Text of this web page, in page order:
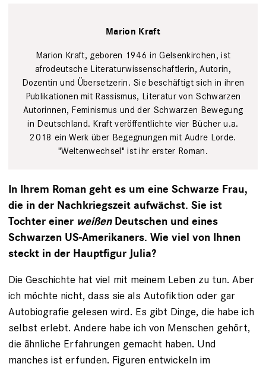
Marion Kraft
Marion Kraft, geboren 1946 in Gelsenkirchen, ist
afrodeutsche Literaturwissenschaftlerin, Autorin,
Dozentin und Übersetzerin. Sie beschäftigt sich in ihren
Publikationen mit Rassismus, Literatur von Schwarzen
Autorinnen, Feminismus und der Schwarzen Bewegung
in Deutschland. Kraft veröffentlichte vier Bücher u.a.
2018 ein Werk über Begegnungen mit Audre Lorde.
"Weltenwechsel" ist ihr erster Roman.
In Ihrem Roman geht es um eine Schwarze Frau,
die in der Nachkriegszeit aufwächst. Sie ist
Tochter einer weißenDeutschen und eines
Schwarzen US-Amerikaners. Wie viel von Ihnen
steckt in der Hauptfigur Julia?
Die Geschichte hat viel mit meinem Leben zu tun. Aber
ich möchte nicht, dass sie als Autofiktion oder gar
Autobiografie gelesen wird. Es gibt Dinge, die habe ich
selbst erlebt. Andere habe ich von Menschen gehört,
die ähnliche Erfahrungen gemacht haben. Und
manches ist erfunden. Figuren entwickeln im